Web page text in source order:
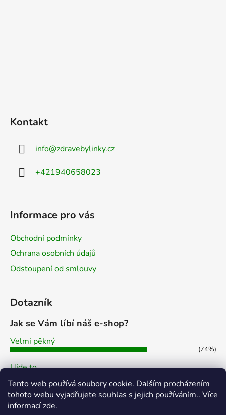
Tento web používá soubory cookie. Dalším procházením
tohoto webu vyjadřujete souhlas s jejich používáním.. Více
informacízde.
Kontakt
info@zdravebylinky.cz
+421940658023
Informace pro vás
Obchodní podmínky
Ochrana osobních údajů
Odstoupení od smlouvy
Dotazník
Jak se Vám líbí náš e-shop?
Velmi pěkný
(74%)
Ujde to
Nelíbí se mi
(19%)